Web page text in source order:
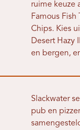
ruime keuze
Famous Fish
Chips. Kies
Desert Hazy
en bergen,
Slackwater
pub en